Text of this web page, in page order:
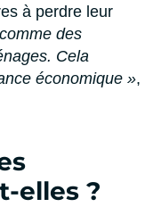
à perdre leur
des
Cela
économique »,
elles ?